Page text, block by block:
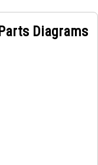
Parts Diagrams